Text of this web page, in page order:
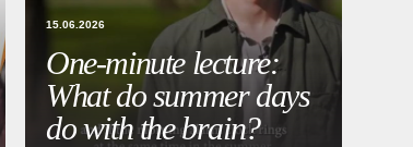
15.06.2026
One-minute lecture:
What do summer days
do with the brain?